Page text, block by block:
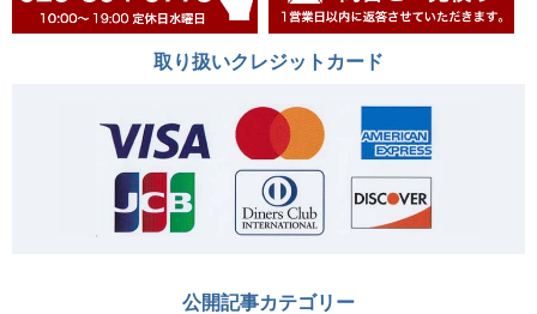
取り扱いクレジットカード
公開記事カテゴリー